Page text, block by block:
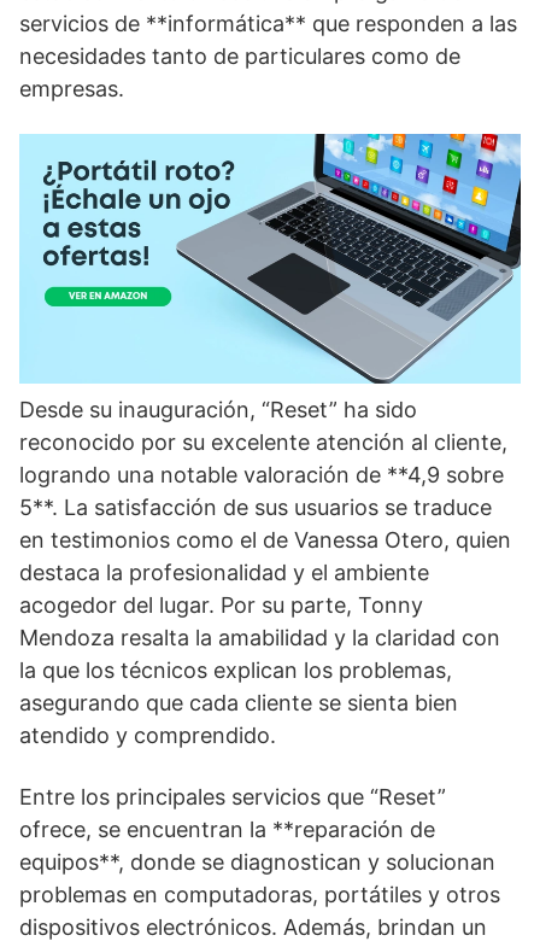
servicios de **informática** que responden a las
necesidades tanto de particulares como de
empresas.
Desde su inauguración, “Reset” ha sido
reconocido por su excelente atención al cliente,
logrando una notable valoración de **4,9 sobre
5**. La satisfacción de sus usuarios se traduce
en testimonios como el de Vanessa Otero, quien
destaca la profesionalidad y el ambiente
acogedor del lugar. Por su parte, Tonny
Mendoza resalta la amabilidad y la claridad con
la que los técnicos explican los problemas,
asegurando que cada cliente se sienta bien
atendido y comprendido.
Entre los principales servicios que “Reset”
ofrece, se encuentran la **reparación de
equipos**, donde se diagnostican y solucionan
problemas en computadoras, portátiles y otros
dispositivos electrónicos. Además, brindan un